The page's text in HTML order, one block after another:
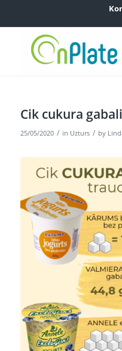
Cik cukura
25/05/2020 / in Uzturs / by